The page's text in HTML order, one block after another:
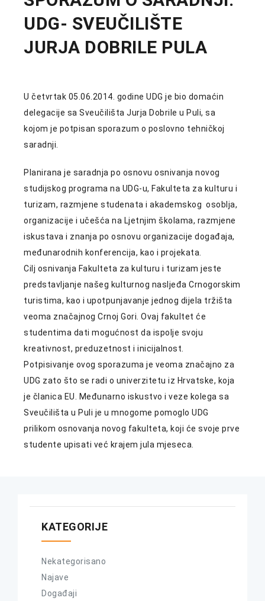
UDG- SVEUČILIŠTE
JURJA DOBRILE PULA
U četvrtak 05.06.2014. godine UDG je bio domaćin
delegacije sa Sveučilišta Jurja Dobrile u Puli, sa
kojom je potpisan sporazum o poslovno tehničkoj
saradnji.
Planirana je saradnja po osnovu osnivanja novog
studijskog programa na UDG-u, Fakulteta za kulturu i
turizam, razmjene studenata i akademskog osoblja,
organizacije i učešća na Ljetnjim školama, razmjene
iskustava i znanja po osnovu organizacije događaja,
međunarodnih konferencija, kao i projekata.
Cilj osnivanja Fakulteta za kulturu i turizam jeste
predstavljanje našeg kulturnog nasljeđa Crnogorskim
turistima, kao i upotpunjavanje jednog dijela tržišta
veoma značajnog Crnoj Gori. Ovaj fakultet će
studentima dati mogućnost da ispolje svoju
kreativnost, preduzetnost i inicijalnost.
Potpisivanje ovog sporazuma je veoma značajno za
UDG zato što se radi o univerzitetu iz Hrvatske, koja
je članica EU. Međunarno iskustvo i veze kolega sa
Sveučilišta u Puli je u mnogome pomoglo UDG
prilikom osnovanja novog fakulteta, koji će svoje prve
studente upisati već krajem jula mjeseca.
KATEGORIJE
Nekategorisano
Najave
Događaji